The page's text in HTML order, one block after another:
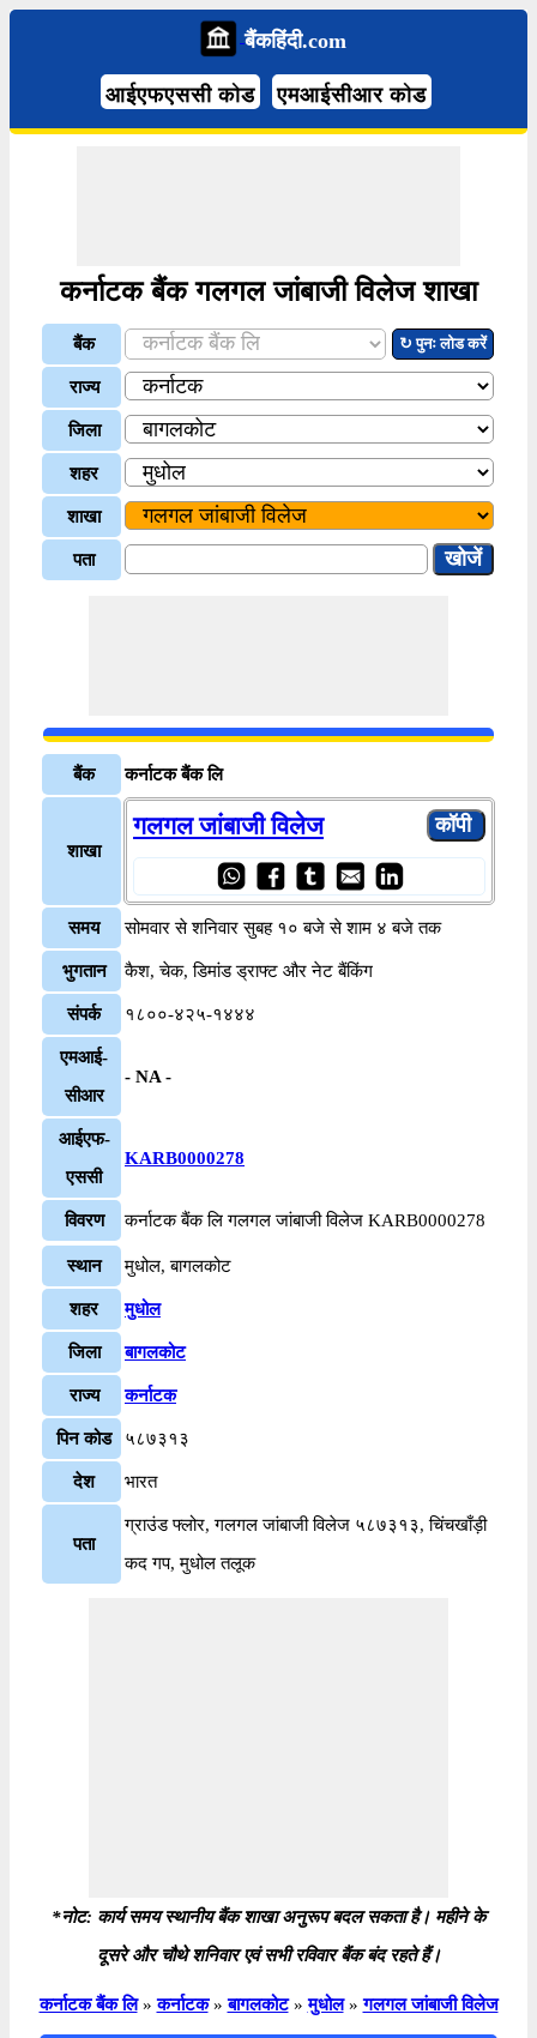
बैंकहिंदी.com
आईएफएससी कोड एमआईसीआर कोड
कर्नाटक बैंक गलगल जांबाजी विलेज शाखा
बैंक ↻ पुनः लोड करें
राज्य
जिला
शहर
शाखा
पता
बैंक कर्नाटक बैंक लि
शाखा
गलगल जांबाजी विलेज
समय सोमवार से शनिवार सुबह १० बजे से शाम ४ बजे तक
भुगतान कैश, चेक, डिमांड ड्राफ्ट और नेट बैंकिंग
संपर्क १८००-४२५-१४४४
एमआई-
सीआर
- NA -
आईएफ-
एससी
KARB0000278
विवरण कर्नाटक बैंक लि गलगल जांबाजी विलेज KARB0000278
स्थान मुधोल, बागलकोट
शहर मुधोल
जिला बागलकोट
राज्य कर्नाटक
पिन कोड ५८७३१३
देश भारत
पता
ग्राउंड फ्लोर, गलगल जांबाजी विलेज ५८७३१३, चिंचखाँड़ी
कद गप, मुधोल तलूक
*नोट: कार्य समय स्थानीय बैंक शाखा अनुरूप बदल सकता है। महीने के
दूसरे और चौथे शनिवार एवं सभी रविवार बैंक बंद रहते हैं।
कर्नाटक बैंक लि » कर्नाटक » बागलकोट » मुधोल » गलगल जांबाजी विलेज